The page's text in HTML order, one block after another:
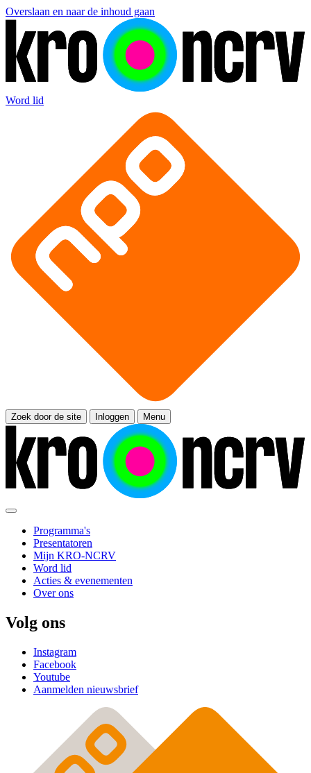
Overslaan en naar de inhoud gaan
Word lid
Zoek door de site Inloggen Menu
Programma's
Presentatoren
Mijn KRO-NCRV
Word lid
Acties & evenementen
Over ons
Volg ons
Instagram
Facebook
Youtube
Aanmelden nieuwsbrief